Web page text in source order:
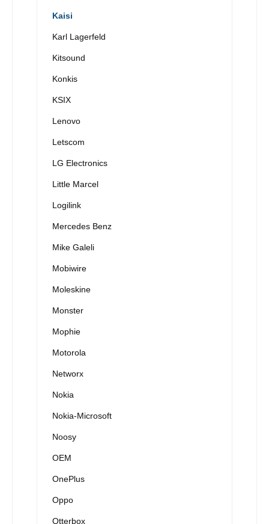
Kaisi
Karl Lagerfeld
Kitsound
Konkis
KSIX
Lenovo
Letscom
LG Electronics
Little Marcel
Logilink
Mercedes Benz
Mike Galeli
Mobiwire
Moleskine
Monster
Mophie
Motorola
Networx
Nokia
Nokia-Microsoft
Noosy
OEM
OnePlus
Oppo
Otterbox